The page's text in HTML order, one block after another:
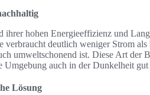
ihrer hohen Energieeffizienz und
verbraucht deutlich weniger Strom
umweltschonend ist. Diese Art der
Umgebung auch in der Dunkelheit
Lösung